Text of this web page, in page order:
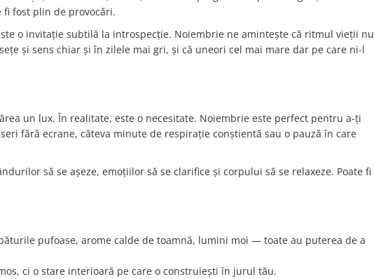
fost plin de provocări.
o invitație subtilă la introspecție. Noiembrie ne amintește că ritmul vieții nu
și sens chiar și în zilele mai gri, și că uneori cel mai mare dar pe care ni-l
un lux. În realitate, este o necesitate. Noiembrie este perfect pentru a-ți
fără ecrane, câteva minute de respirație conștientă sau o pauză în care
să se așeze, emoțiilor să se clarifice și corpului să se relaxeze. Poate fi
pufoase, arome calde de toamnă, lumini moi — toate au puterea de a
ci o stare interioară pe care o construiești în jurul tău.